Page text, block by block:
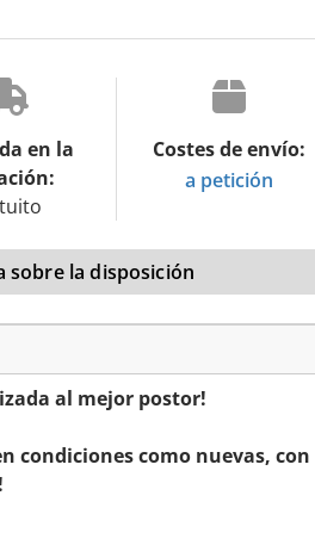
en la
Costes de envío:
a petición
sobre la disposición
al mejor postor!
condiciones como nuevas, con